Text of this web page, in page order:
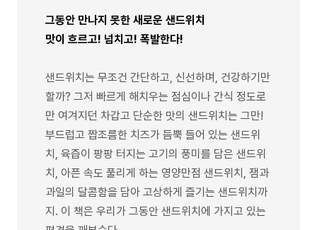
그동안 만나지 못한 새로운 샌드위치
맛이 흐르고! 넘치고! 폭발한다!
샌드위치는 무조건 간단하고, 신선하며, 건강하기만
할까? 그저 빠르게 해치우는 점심이나 간식 정도로
만 여겨지던 차갑고 단순한 맛의 샌드위치는 그만!
부드럽고 짭조름한 치즈가 듬뿍 들어 있는 샌드위
치, 육즙이 팡팡 터지는 고기의 풍미를 담은 샌드위
치, 아픈 속도 풀리게 하는 영양만점 샌드위치, 잼과
과일의 달콤함을 담아 고상하게 즐기는 샌드위치까
지. 이 책은 우리가 그동안 샌드위치에 가지고 있는